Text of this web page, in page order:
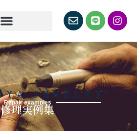
Repair examples
修理実例集